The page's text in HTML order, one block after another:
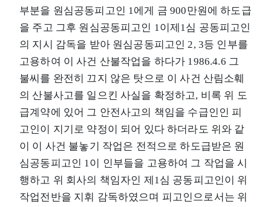
부분을 원심공동피고인 1에게 금 900만원에 하도급
을 주고 그후 원심공동피고인 1이제1심 공동피고인
의 지시 감독을 받아 원심공동피고인 2, 3등 인부를
고용하여 이 사건 산불작업을 하다가 1986.4.6 그
불씨를 완전히 끄지 않은 탓으로 이 사건 산림소훼
의 산불사고를 일으킨 사실을 확정하고, 비록 위 도
급계약에 있어 그 안전사고의 책임을 수급인인 피
고인이 지기로 약정이 되어 있다 하더라도 위와 같
이 이 사건 불놓기 작업은 전적으로 하도급받은 원
심공동피고인 1이 인부들을 고용하여 그 작업을 시
행하고 위 회사의 책임자인 제1심 공동피고인이 위
작업전반을 지휘 감독하였으며 피고인으로서는 위